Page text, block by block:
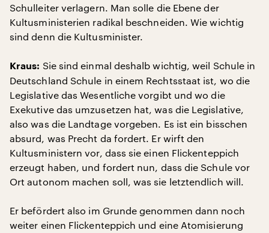
Schulleiter verlagern. Man solle die Ebene der
Kultusministerien radikal beschneiden. Wie wichtig
sind denn die Kultusminister.
Kraus: Sie sind einmal deshalb wichtig, weil Schule in
Deutschland Schule in einem Rechtsstaat ist, wo die
Legislative das Wesentliche vorgibt und wo die
Exekutive das umzusetzen hat, was die Legislative,
also was die Landtage vorgeben. Es ist ein bisschen
absurd, was Precht da fordert. Er wirft den
Kultusministern vor, dass sie einen Flickenteppich
erzeugt haben, und fordert nun, dass die Schule vor
Ort autonom machen soll, was sie letztendlich will.
Er befördert also im Grunde genommen dann noch
weiter einen Flickenteppich und eine Atomisierung